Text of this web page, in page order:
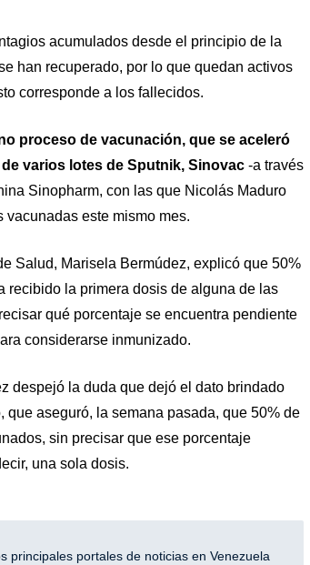
acumulados desde el principio de la
han recuperado, por lo que quedan activos
corresponde a los fallecidos.
proceso de vacunación, que se aceleró
varios lotes de Sputnik, Sinovac-a través
Sinopharm, con las que Nicolás Maduro
este mismo mes.
Salud, Marisela Bermúdez, explicó que 50%
recibido la primera dosis de alguna de las
qué porcentaje se encuentra pendiente
considerarse inmunizado.
despejó la duda que dejó el dato brindado
que aseguró, la semana pasada, que 50% de
sin precisar que ese porcentaje
una sola dosis.
principales portales de noticias en Venezuela